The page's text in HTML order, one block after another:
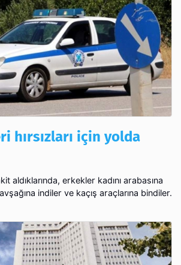
hırsızları için yolda
aldıklarında, erkekler kadını arabasına
indiler ve kaçış araçlarına bindiler.